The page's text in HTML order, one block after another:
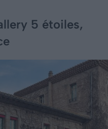
5 étoiles,